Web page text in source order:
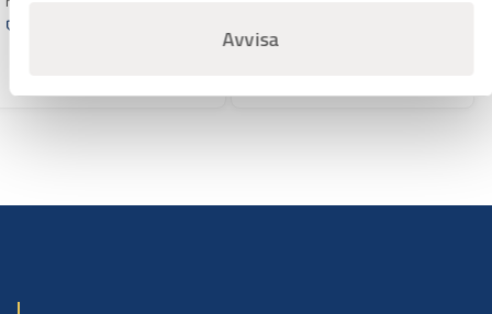
Avvisa